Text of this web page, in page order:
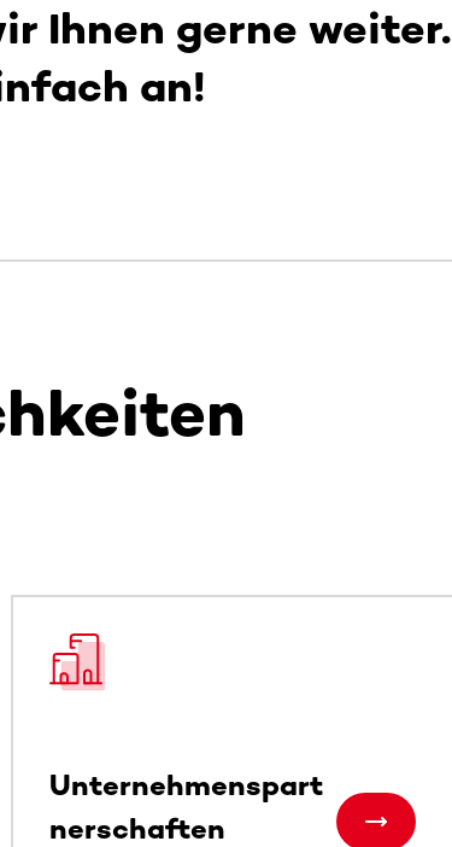
Ihnen gerne weiter.
an!
Unternehmenspart
nerschaften